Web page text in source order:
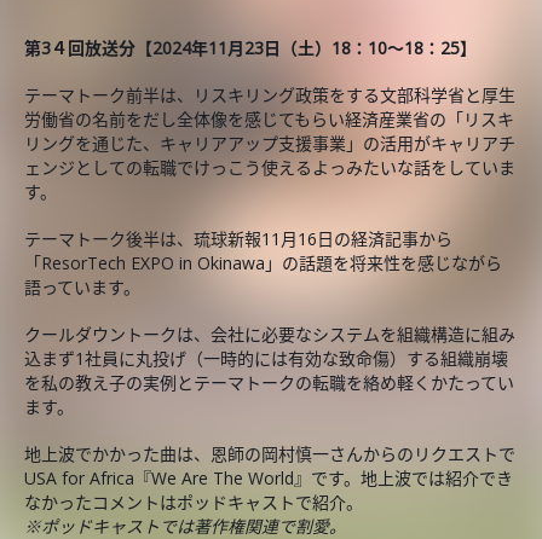
第3４回放送分【2024年11月23日（土）18：10～18：25】
テーマトーク前半は、リスキリング政策をする文部科学省と厚生
労働省の名前をだし全体像を感じてもらい経済産業省の「リスキ
リングを通じた、キャリアアップ支援事業」の活用がキャリアチ
ェンジとしての転職でけっこう使えるよっみたいな話をしていま
す。
テーマトーク後半は、琉球新報11月16日の経済記事から
「ResorTech EXPO in Okinawa」の話題を将来性を感じながら
語っています。
クールダウントークは、会社に必要なシステムを組織構造に組み
込まず1社員に丸投げ（一時的には有効な致命傷）する組織崩壊
を私の教え子の実例とテーマトークの転職を絡め軽くかたってい
ます。
地上波でかかった曲は、恩師の岡村慎一さんからのリクエストで
USA for Africa『We Are The World』です。地上波では紹介でき
なかったコメントはポッドキャストで紹介。
※ポッドキャストでは著作権関連で割愛。